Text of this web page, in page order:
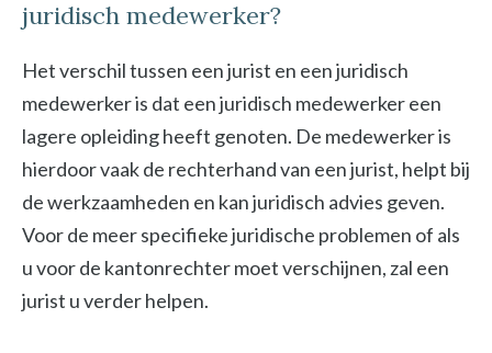
juridisch medewerker?
Het verschil tussen een jurist en een juridisch
medewerker is dat een juridisch medewerker een
lagere opleiding heeft genoten. De medewerker is
hierdoor vaak de rechterhand van een jurist, helpt bij
de werkzaamheden en kan juridisch advies geven.
Voor de meer specifieke juridische problemen of als
u voor de kantonrechter moet verschijnen, zal een
jurist u verder helpen.